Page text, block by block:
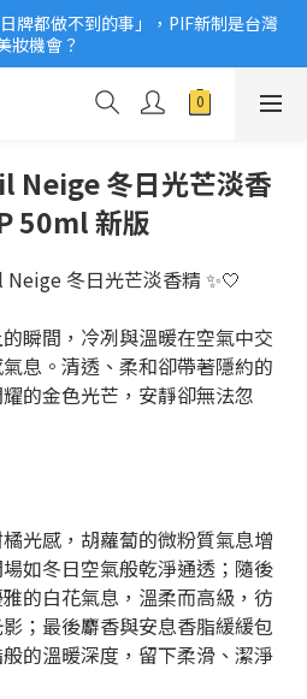
PIF化妝品身分證7月上路！消費者
必懂5觀念
牌都做不到的事」，PIF新制是台灣
妝機會？
PIF化妝品身分證7月上路！消費者
Neige 冬日光芒淡香
50ml 新版
冬日光芒淡香精 ✨🤍
瞬間，冷冽與溫暖在空氣中交
息。清透、柔和卻帶著隱約的
的金色光芒，安靜卻無法忽
光感，胡蘿蔔的微粉質氣息增
如冬日空氣般乾淨通透；隨後
的白花氣息，溫柔而高級，彷
；最後麝香與安息香脂緩緩包
的溫暖深度，留下柔滑、潔淨